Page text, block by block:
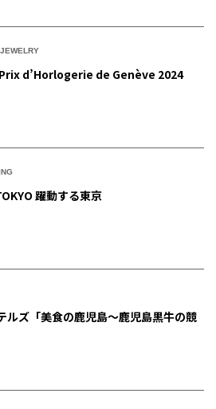
d’Horlogerie de Genève 2024
躍動する東京
ルズ「美食の鹿児島～鹿児島黒牛の競